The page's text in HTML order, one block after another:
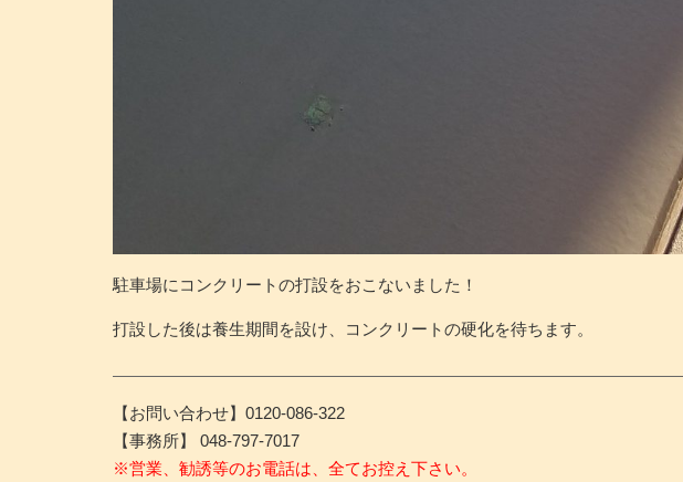
駐車場にコンクリートの打設をおこないました！
打設した後は養生期間を設け、コンクリートの硬化を待ちます。
【お問い合わせ】0120-086-322
【事務所】 048-797-7017
※営業、勧誘等のお電話は、全てお控え下さい。